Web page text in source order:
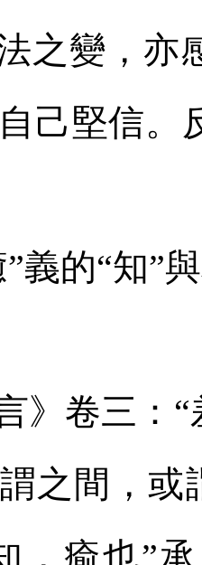
之變，亦
己堅信。
義的“知”
》卷三：
之間，或
，瘉也”